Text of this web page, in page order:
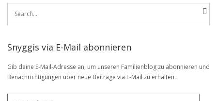
Search
Snyggis via E-Mail abonnieren
Gib deine E-Mail-Adresse an, um unseren Familienblog zu abonnieren und
Benachrichtigungen über neue Beiträge via E-Mail zu erhalten.